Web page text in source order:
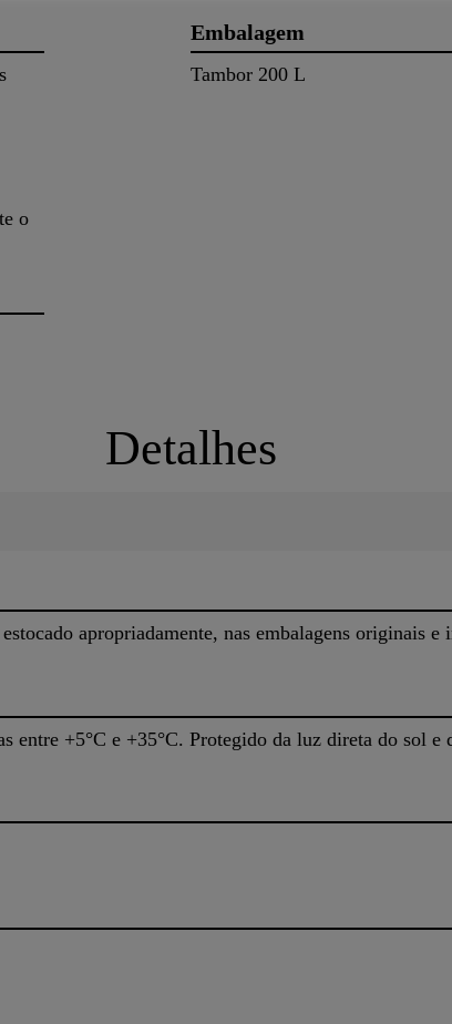
o
Embalagem
Tambor 200 L
Detalhes
apropriadamente, nas embalagens originais e
entre +5°C e +35°C. Protegido da luz direta do sol e